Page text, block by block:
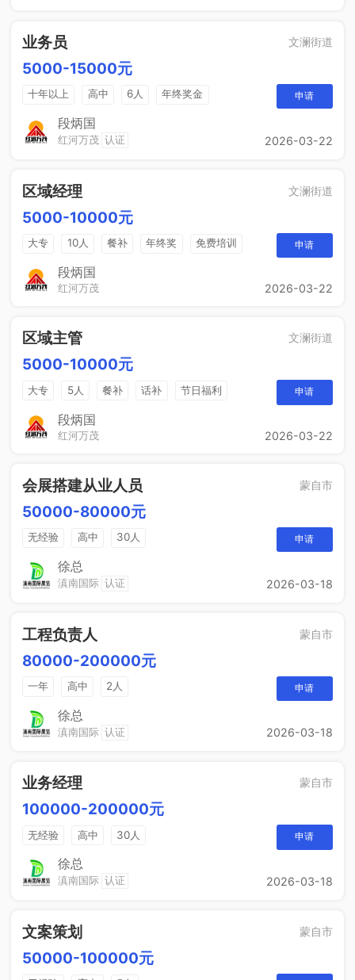
业务员 文澜街道
5000-15000元
十年以上 高中 6人
年终奖金
销售奖金
综合补贴
申请
段炳国
红河万茂 认证 2026-03-22
区域经理 文澜街道
5000-10000元
大专 10人 餐补 年终奖
免费培训
晋升空间
节日福利
申请
段炳国
红河万茂 2026-03-22
区域主管 文澜街道
5000-10000元
大专 5人 餐补 话补
节日福利
带薪年假
工作餐
晋升空间
申请
段炳国
红河万茂 2026-03-22
会展搭建从业人员 蒙自市
50000-80000元
无经验 高中 30人 申请
徐总
滇南国际 认证 2026-03-18
工程负责人 蒙自市
80000-200000元
一年 高中 2人 申请
徐总
滇南国际 认证 2026-03-18
业务经理 蒙自市
100000-200000元
无经验 高中 30人 申请
徐总
滇南国际 认证 2026-03-18
文案策划 蒙自市
50000-100000元